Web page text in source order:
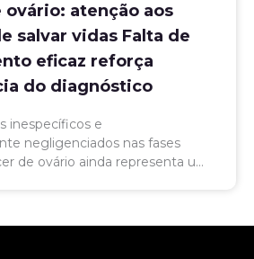
ovário: atenção aos
salvar vidas Falta de
eficaz reforça
do diagnóstico
inespecíficos e
negligenciados nas fases
de ovário ainda representa um